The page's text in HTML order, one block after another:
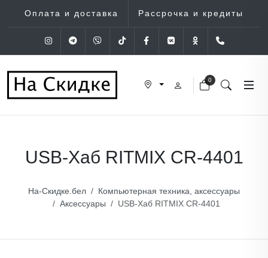
Оплата и доставка Рассрочка и кредиты
InstagramTelegram
Viber Tik-Tok Facebook
VK OK
0
USB-Хаб RITMIX CR-4401
На-Скидке.бел
Компьютерная техника, аксессуары
Аксессуары
USB-Хаб RITMIX CR-4401